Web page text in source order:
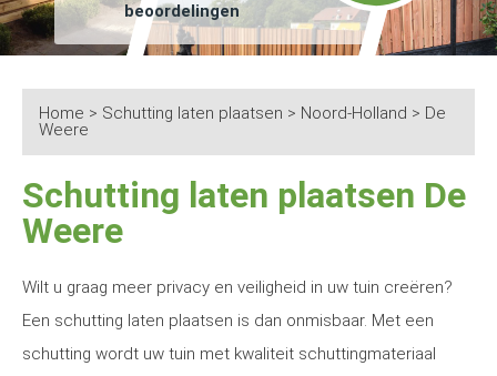
beoordelingen
Home > Schutting laten plaatsen > Noord-Holland > De
Weere
Schutting laten plaatsen De
Weere
Wilt u graag meer privacy en veiligheid in uw tuin creëren?
Een schutting laten plaatsen is dan onmisbaar. Met een
schutting wordt uw tuin met kwaliteit schuttingmateriaal